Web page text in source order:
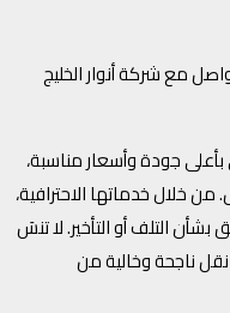
مع شركة أنوار الخليج
جودة وأسعار مناسبة،
من خلال خدماتها الاحترافية،
التلف أو التأخير. لا تنسَ
نقل ناجحة وخالية من